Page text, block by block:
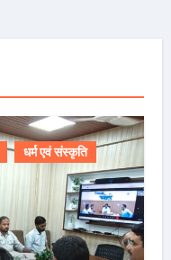
धर्म एवं संस्कृति